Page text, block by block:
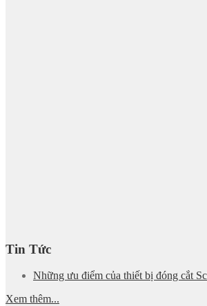
Tin Tức
Những ưu điểm của thiết bị đóng cắt
Xem thêm...